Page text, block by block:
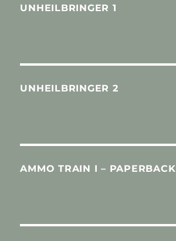
UNHEILBRINGER 1
UNHEILBRINGER 2
AMMO TRAIN I – PAPERBACK